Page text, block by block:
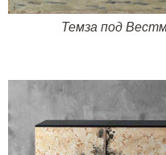
Темза под